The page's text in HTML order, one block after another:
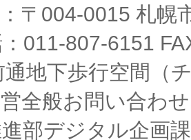
〒004-0015 札幌
011-807-6151
通地下歩行空間（
全般お問い合わ
部デジタル企画課